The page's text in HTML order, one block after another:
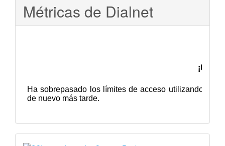
Métricas de Dialnet